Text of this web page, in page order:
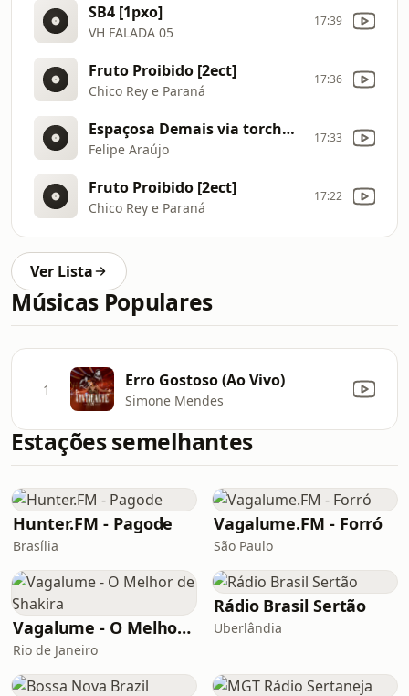
SB4 [1pxo]
VH FALADA 05
17:39
Fruto Proibido [2ect]
Chico Rey e Paraná
17:36
Espaçosa Demais via torchbrowser com [1tZ3]
Felipe Araújo
17:33
Fruto Proibido [2ect]
Chico Rey e Paraná
17:22
Ver Lista
Músicas Populares
1 Erro Gostoso (Ao Vivo)
Simone Mendes
Estações semelhantes
Hunter.FM - Pagode
Brasília
Vagalume.FM - Forró
São Paulo
Vagalume - O Melhor de Shakira
Rio de Janeiro
Rádio Brasil Sertão
Uberlândia